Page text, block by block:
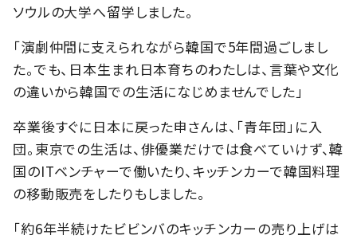
ソウルの大学へ留学しました。
「演劇仲間に支えられながら韓国で5年間過ごしまし
た。でも、日本生まれ日本育ちのわたしは、言葉や文化
の違いから韓国での生活になじめませんでした」
卒業後すぐに日本に戻った申さんは、「青年団」に入
団。東京での生活は、俳優業だけでは食べていけず、韓
国のITベンチャーで働いたり、キッチンカーで韓国料理
の移動販売をしたりもしました。
「約6年半続けたビビンバのキッチンカーの売り上げは